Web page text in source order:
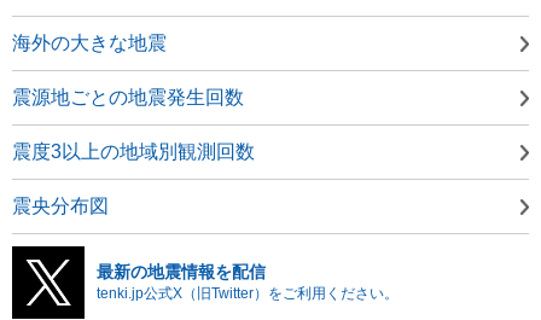
海外の大きな地震
震源地ごとの地震発生回数
震度3以上の地域別観測回数
震央分布図
最新の地震情報を配信
tenki.jp公式X（旧Twitter）をご利用ください。